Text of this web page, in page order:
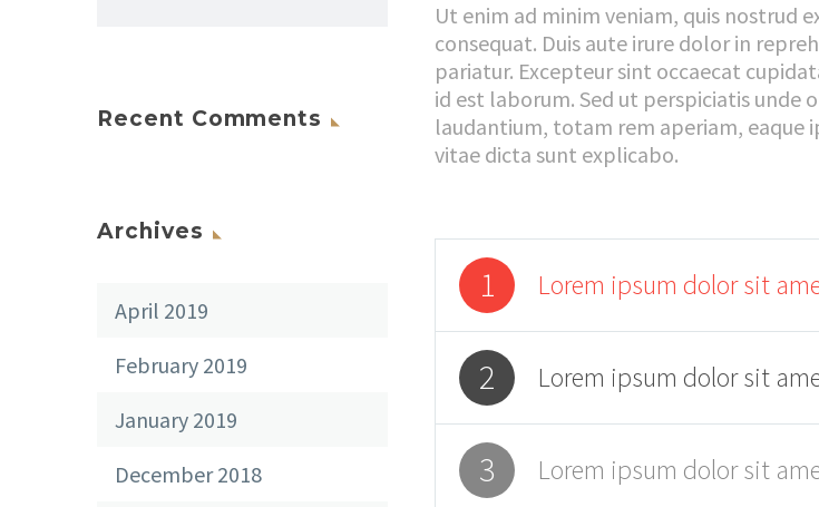
Ut enim ad minim veniam, quis nostrud
consequat. Duis aute irure dolor in
pariatur. Excepteur sint occaecat
id est laborum. Sed ut perspiciatis
laudantium, totam rem aperiam, eaque
vitae dicta sunt explicabo.
1 Lorem ipsum dolor sit
2 Lorem ipsum dolor sit
3 Lorem ipsum dolor sit
Recent Comments
Archives
April 2019
February 2019
January 2019
December 2018